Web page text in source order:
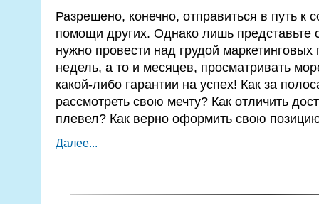
Разрешено, конечно, отправиться в путь к
помощи других. Однако лишь представьте
нужно провести над грудой маркетинговых
недель, а то и месяцев, просматривать
какой-либо гарантии на успех! Как за
рассмотреть свою мечту? Как отличить
плевел? Как верно оформить свою
Далее...